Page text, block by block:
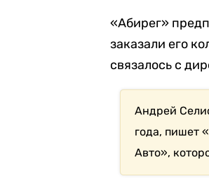
«Абирег»
заказали его
связалось с
Андрей
года, пишет
Авто»,